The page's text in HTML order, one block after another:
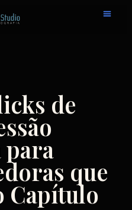
de
para
que
Capítulo